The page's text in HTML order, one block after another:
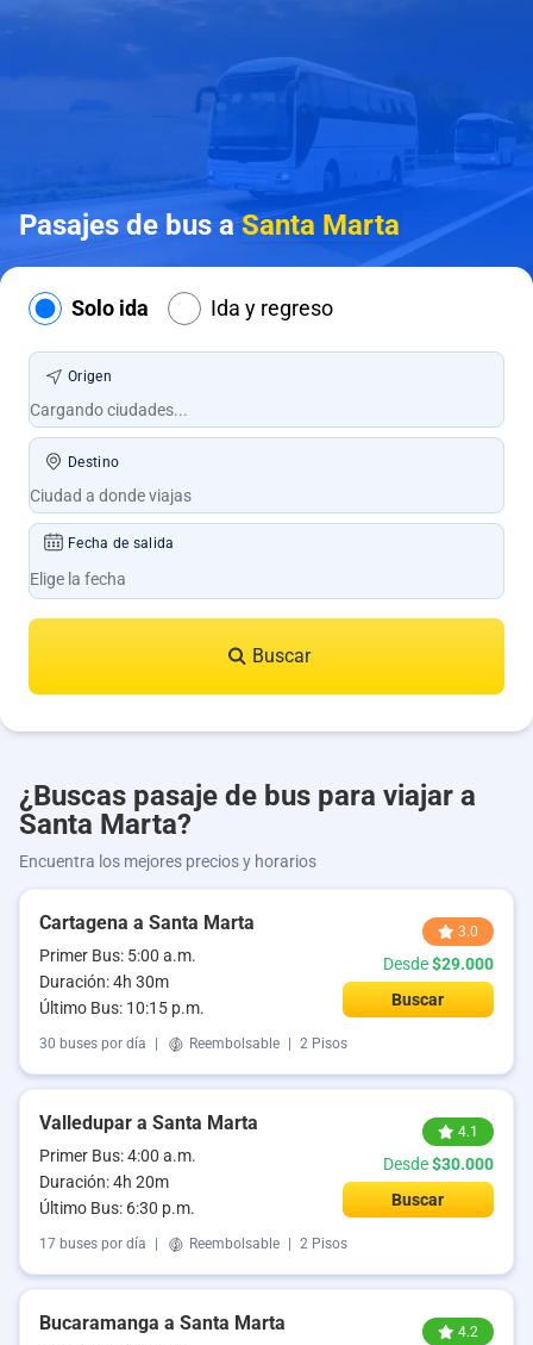
Pasajes de bus aSanta Marta
Solo ida Ida y regreso
Origen
Destino
Fecha de salida
Buscar
¿Buscas pasaje de bus para viajar a
Santa Marta?
Encuentra los mejores precios y horarios
Cartagena a Santa Marta
Primer Bus: 5:00 a.m.
Duración: 4h 30m
Último Bus: 10:15 p.m.
3.0
Desde$29.000
Buscar
30 buses por día Reembolsable 2 Pisos
Valledupar a Santa Marta
Primer Bus: 4:00 a.m.
Duración: 4h 20m
Último Bus: 6:30 p.m.
4.1
Desde$30.000
Buscar
17 buses por día Reembolsable 2 Pisos
Bucaramanga a Santa Marta 4.2